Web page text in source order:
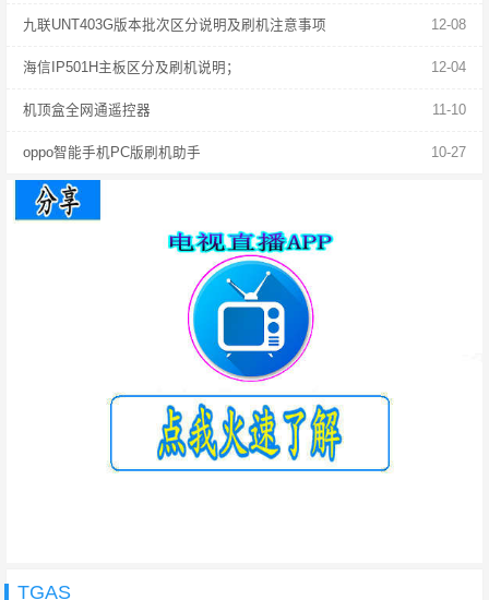
12-08
九联UNT403G版本批次区分说明及刷机注意事项
12-04
海信IP501H主板区分及刷机说明；
11-10
机顶盒全网通遥控器
10-27
oppo智能手机PC版刷机助手
TGAS